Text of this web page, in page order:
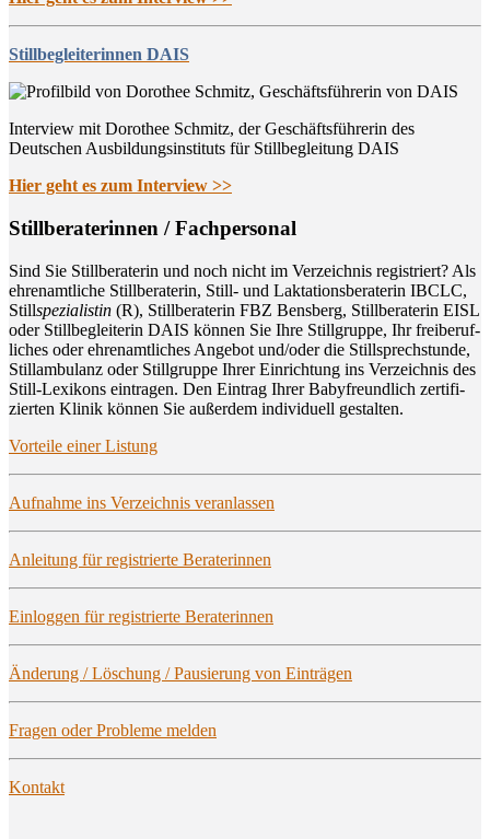
Stillbegleiterinnen DAIS
Interview mit Dorothee Schmitz, der Geschäftsführerin des
Deutschen Ausbildungsinstituts für Stillbegleitung DAIS
Hier geht es zum Interview >>
Still­be­ra­te­rin­nen / Fachpersonal
Sind Sie Still­be­ra­te­rin und noch nicht im Ver­zeich­nis regis­triert? Als
ehren­amt­li­che Still­be­ra­te­rin, Still- und Lak­ta­ti­ons­be­ra­te­rin IBCLC,
Stillspe­zia­lis­tin (R), Still­be­ra­te­rin FBZ Bens­berg, Still­be­ra­te­rin EISL
oder Still­be­glei­te­rin DAIS kön­nen Sie Ihre Still­grup­pe, Ihr frei­be­ruf­
li­ches oder ehren­amt­li­ches Ange­bot und/oder die Still­sprech­stun­de,
Still­am­bu­lanz oder Still­grup­pe Ihrer Ein­rich­tung ins Ver­zeich­nis des
Still-Lexi­kons ein­tra­gen. Den Ein­trag Ihrer Baby­freund­lich zer­ti­fi­
zier­ten Kli­nik kön­nen Sie außer­dem indi­vi­du­ell gestalten.
Vor­tei­le einer Listung
Auf­nah­me ins Ver­zeich­nis veranlassen
Anlei­tung für regis­trier­te Beraterinnen
Ein­log­gen für regis­trier­te Beraterinnen
Ände­rung / Löschung / Pau­sie­rung von Einträgen
Fra­gen oder Pro­ble­me melden
Kon­takt